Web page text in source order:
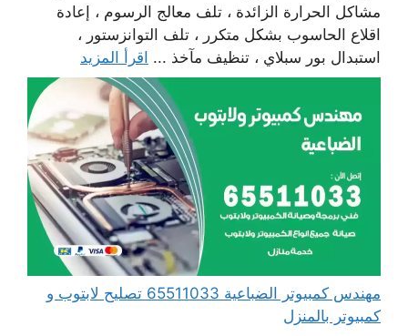
مشاكل الحرارة الزائدة ، تلف معالج الرسوم ، إعادة
اقلاع الحاسوب بشكل متكرر ، تلف التوانزستور ،
استبدال بور سبلاي ، تنظيف مآخذ ... اقرأ المزيد
مهندس كمبيوتر الضباعية 65511033 تصليح لابتوب و
كمبيوتر بالمنزل